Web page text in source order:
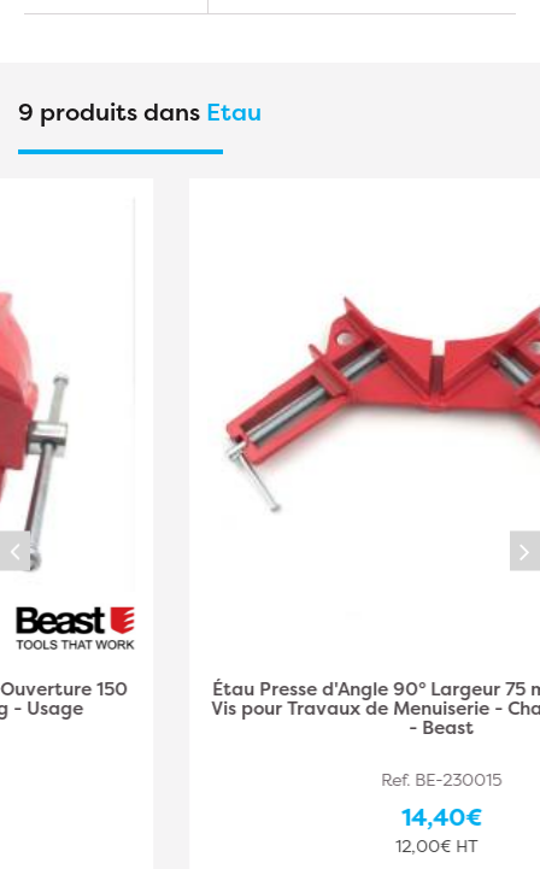
9 produits dans Etau
Étau Presse d'Angle 90° Largeur 75 mm - Serrage à
Vis pour Travaux de Menuiserie - Chantier et atelier
- Beast